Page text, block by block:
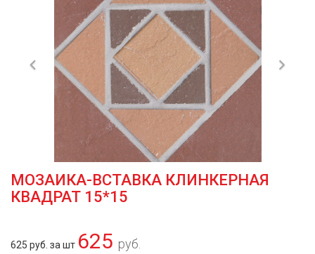
Previous
МОЗАИКА-ВСТАВКА КЛИНКЕРНАЯ
КВАДРАТ 15*15
625 руб. за шт 625 руб.